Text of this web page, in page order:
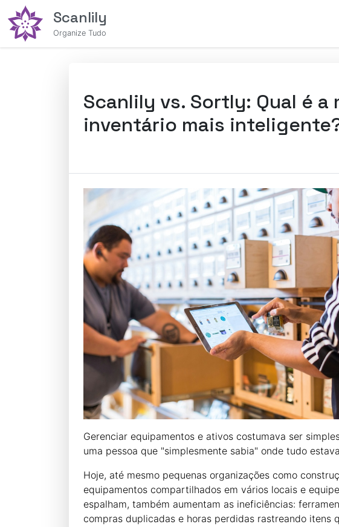
Scanlily
Organize Tudo
Scanlily vs. Sortly: Qual é
inventário mais
Gerenciar equipamentos e ativos costumava ser
uma pessoa que "simplesmente sabia" onde tudo
Hoje, até mesmo pequenas organizações como
equipamentos compartilhados em vários locais e
espalham, também aumentam as ineficiências:
compras duplicadas e horas perdidas rastreando itens